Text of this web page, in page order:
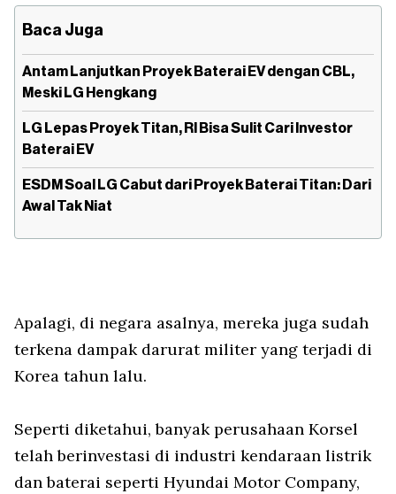
Baca Juga
Antam Lanjutkan Proyek Baterai EV dengan CBL,
Meski LG Hengkang
LG Lepas Proyek Titan, RI Bisa Sulit Cari Investor
Baterai EV
ESDM Soal LG Cabut dari Proyek Baterai Titan: Dari
Awal Tak Niat
Apalagi, di negara asalnya, mereka juga sudah
terkena dampak darurat militer yang terjadi di
Korea tahun lalu.
Seperti diketahui, banyak perusahaan Korsel
telah berinvestasi di industri kendaraan listrik
dan baterai seperti Hyundai Motor Company,